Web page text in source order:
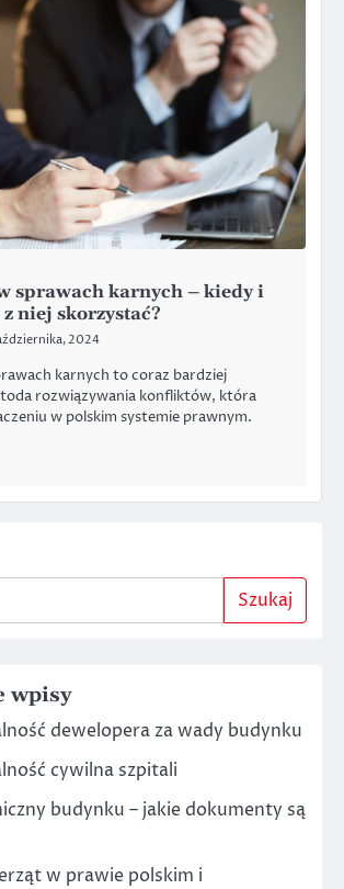
sprawach karnych – kiedy i
niej skorzystać?
2024
karnych to coraz bardziej
rozwiązywania konfliktów, która
w polskim systemie prawnym.
Szukaj
wpisy
dewelopera za wady budynku
cywilna szpitali
budynku – jakie dokumenty są
w prawie polskim i